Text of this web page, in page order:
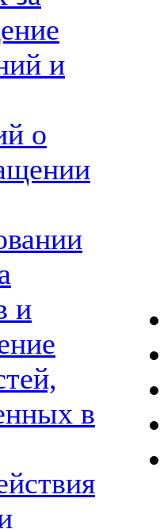
и
о
и
в